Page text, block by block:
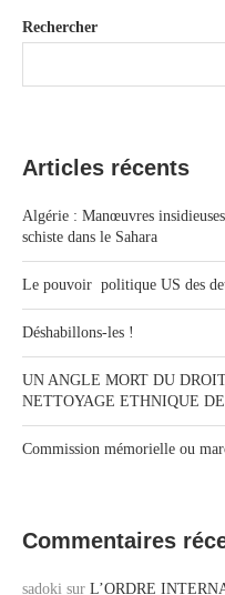
Rechercher
Articles récents
Algérie : Manœuvres
schiste dans le Sahara
Le pouvoir politique US des
Déshabillons-les !
UN ANGLE MORT DU
NETTOYAGE ETHNIQUE
Commission mémorielle ou
Commentaires
sadoki sur L’ORDRE